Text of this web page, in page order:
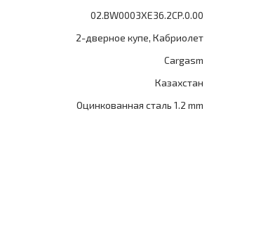
02.BW0003XE36.2CP.0.00
2-дверное купе, Кабриолет
Cargasm
Казахстан
Оцинкованная сталь 1.2 mm